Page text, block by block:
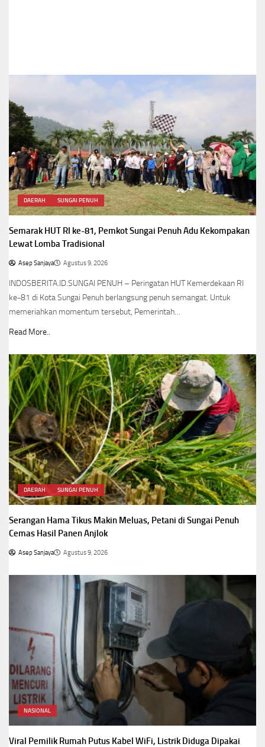
DAERAH SUNGAI PENUH
Semarak HUT RI ke-81, Pemkot Sungai Penuh Adu Kekompakan
Lewat Lomba Tradisional
Asep Sanjaya Agustus 9, 2026
INDOSBERITA.ID.SUNGAI PENUH – Peringatan HUT Kemerdekaan RI
ke-81 di Kota Sungai Penuh berlangsung penuh semangat. Untuk
memeriahkan momentum tersebut, Pemerintah…
Read More..
DAERAH SUNGAI PENUH
Serangan Hama Tikus Makin Meluas, Petani di Sungai Penuh
Cemas Hasil Panen Anjlok
Asep Sanjaya Agustus 9, 2026
NASIONAL
Viral Pemilik Rumah Putus Kabel WiFi, Listrik Diduga Dipakai